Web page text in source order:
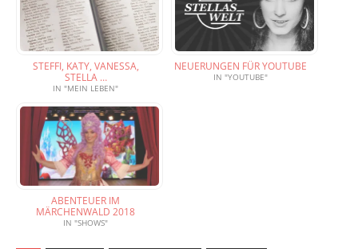
STEFFI, KATY, VANESSA,
STELLA …
IN "MEIN LEBEN"
NEUERUNGEN FÜR YOUTUBE
IN "YOUTUBE"
ABENTEUER IM
MÄRCHENWALD 2018
IN "SHOWS"